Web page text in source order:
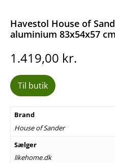
Havestol House of
aluminium 83x54x57 cm
1.419,00 kr.
Til butik
Brand
House of Sander
Sælger
likehome.dk